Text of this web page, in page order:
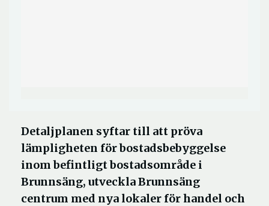
Detaljplanen syftar till att pröva
lämpligheten för bostadsbebyggelse
inom befintligt bostadsområde i
Brunnsäng, utveckla Brunnsäng
centrum med nya lokaler för handel och